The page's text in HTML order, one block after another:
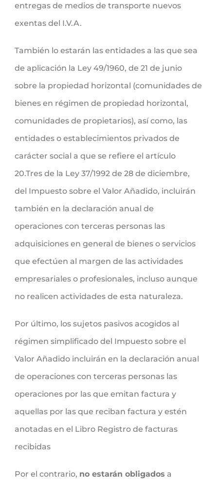
entregas de medios de transporte nuevos
exentas del I.V.A.
También lo estarán las entidades a las que sea
de aplicación la Ley 49/1960, de 21 de junio
sobre la propiedad horizontal (comunidades de
bienes en régimen de propiedad horizontal,
comunidades de propietarios), así como, las
entidades o establecimientos privados de
carácter social a que se refiere el artículo
20.Tres de la Ley 37/1992 de 28 de diciembre,
del Impuesto sobre el Valor Añadido, incluirán
también en la declaración anual de
operaciones con terceras personas las
adquisiciones en general de bienes o servicios
que efectúen al margen de las actividades
empresariales o profesionales, incluso aunque
no realicen actividades de esta naturaleza.
Por último, los sujetos pasivos acogidos al
régimen simplificado del Impuesto sobre el
Valor Añadido incluirán en la declaración anual
de operaciones con terceras personas las
operaciones por las que emitan factura y
aquellas por las que reciban factura y estén
anotadas en el Libro Registro de facturas
recibidas
Por el contrario, no estarán obligados a